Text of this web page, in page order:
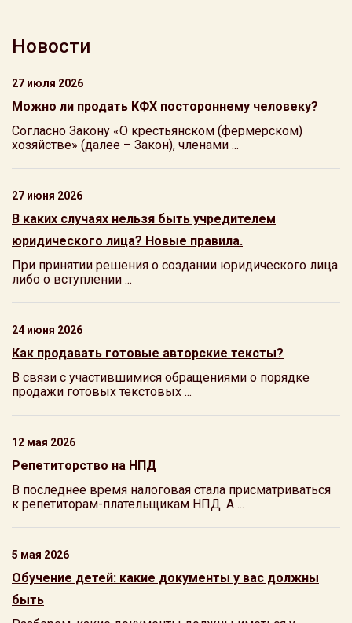
Новости
27 июля 2026
Можно ли продать КФХ постороннему человеку?
Согласно Закону «О крестьянском (фермерском)
хозяйстве» (далее – Закон), членами ...
27 июня 2026
В каких случаях нельзя быть учредителем
юридического лица? Новые правила.
При принятии решения о создании юридического лица
либо о вступлении ...
24 июня 2026
Как продавать готовые авторские тексты?
В связи с участившимися обращениями о порядке
продажи готовых текстовых ...
12 мая 2026
Репетиторство на НПД
В последнее время налоговая стала присматриваться
к репетиторам-плательщикам НПД. А ...
5 мая 2026
Обучение детей: какие документы у вас должны
быть